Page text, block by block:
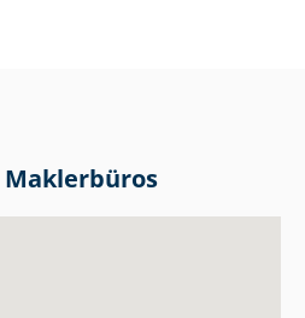
Maklerbüros